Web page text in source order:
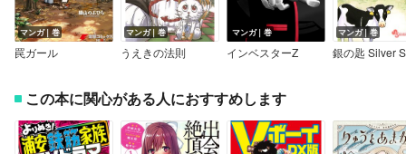
マンガ｜巻
罠ガール
マンガ｜巻
うえきの法則
マンガ｜巻
インベスターZ
マンガ｜巻
銀の匙 Silver
この本に関心がある人におすすめします